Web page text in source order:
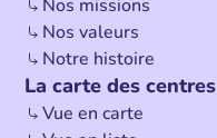
Nos missions
Nos valeurs
Notre histoire
La carte des centres
Vue en carte